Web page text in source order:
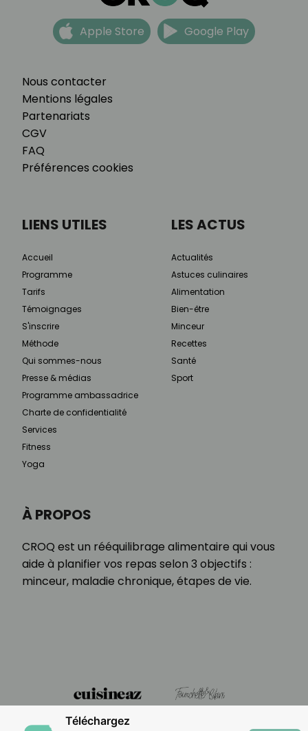
Nous contacter
Mentions légales
Partenariats
CGV
FAQ
Préférences cookies
Apple Store Google Play
À PROPOS
CROQ est un rééquilibrage alimentaire qui vous
aide à planifier vos repas selon 3 objectifs :
minceur, maladie chronique, étapes de vie.
LIENS UTILES
Accueil
Programme
Tarifs
Témoignages
S'inscrire
Méthode
Qui sommes-nous
Presse & médias
Programme ambassadrice
Charte de confidentialité
Services
Fitness
Yoga
LES ACTUS
Actualités
Astuces culinaires
Alimentation
Bien-être
Minceur
Recettes
Santé
Sport
Téléchargez